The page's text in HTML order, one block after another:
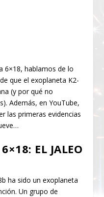
6×18, hablamos de lo
que el exoplaneta K2-
(y por qué no
Además, en YouTube,
las primeras evidencias
EL JALEO
ha sido un exoplaneta
Un grupo de